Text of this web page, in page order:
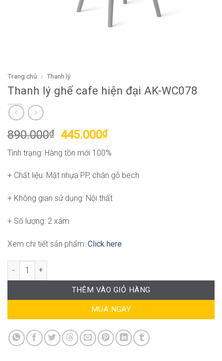
Trang chủ / Thanh lý
Thanh lý ghế cafe hiện đại AK-WC078
890.000₫
Giá
gốc
là:
890.000₫.
445.000₫Giá
hiện
tại
là:
445.000₫.
Tình trạng: Hàng tồn mới 100%
+ Chất liệu: Mặt nhựa PP, chân gỗ bech
+ Không gian sử dụng: Nội thất
+ Số lượng: 2 xám
Xem chi tiết sản phẩm: Click here
Thanh lý ghế cafe hiện đại AK-WC078 số lượng
THÊM VÀO GIỎ HÀNG
MUA NGAY